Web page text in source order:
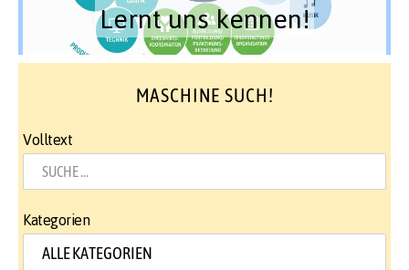
Lernt uns kennen!
MASCHINE SUCH!
Volltext
Kategorien